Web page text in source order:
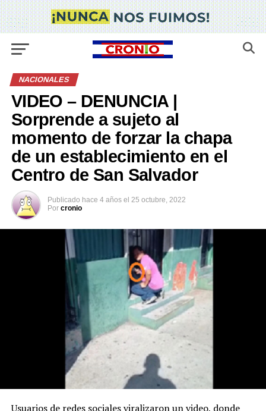
NACIONALES
VIDEO – DENUNCIA |
Sorprende a sujeto al
momento de forzar la chapa
de un establecimiento en el
Centro de San Salvador
Publicado hace 4 años el 25 octubre, 2022
Por cronio
Usuarios de redes sociales viralizaron un video, donde